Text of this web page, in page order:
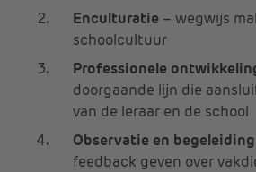
Enculturatie – wegwijs
schoolcultuur
Professionele
doorgaande lijn die
van de leraar en de school
Observatie en
feedback geven over